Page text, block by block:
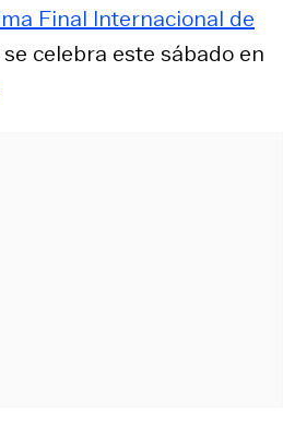
Final Internacional de
se celebra este sábado en